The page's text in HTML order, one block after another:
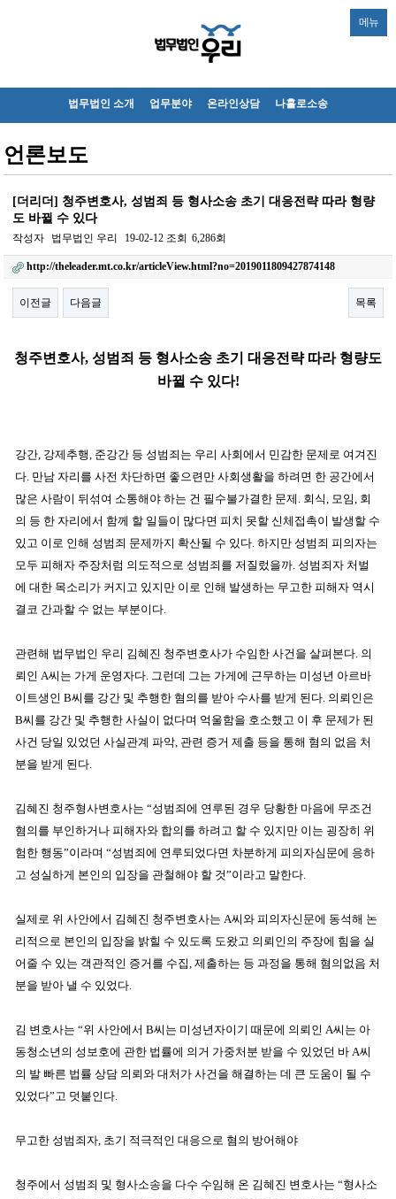
메뉴
법무법인 소개 업무분야 온라인상담 나홀로소송
언론보도
[더리더] 청주변호사, 성범죄 등 형사소송 초기 대응전략 따라 형량
도 바뀔 수 있다
작성자 법무법인 우리 19-02-12 조회 6,286회
http://theleader.mt.co.kr/articleView.html?no=2019011809427874148
이전글 다음글 목록
청주변호사, 성범죄 등 형사소송 초기 대응전략 따라 형량도
바뀔 수 있다!
강간, 강제추행, 준강간 등 성범죄는 우리 사회에서 민감한 문제로 여겨진
다. 만남 자리를 사전 차단하면 좋으련만 사회생활을 하려면 한 공간에서
많은 사람이 뒤섞여 소통해야 하는 건 필수불가결한 문제. 회식, 모임, 회
의 등 한 자리에서 함께 할 일들이 많다면 피치 못할 신체접촉이 발생할 수
있고 이로 인해 성범죄 문제까지 확산될 수 있다. 하지만 성범죄 피의자는
모두 피해자 주장처럼 의도적으로 성범죄를 저질렀을까. 성범죄자 처벌
에 대한 목소리가 커지고 있지만 이로 인해 발생하는 무고한 피해자 역시
결코 간과할 수 없는 부분이다.
관련해 법무법인 우리 김혜진 청주변호사가 수임한 사건을 살펴본다. 의
뢰인 A씨는 가게 운영자다. 그런데 그는 가게에 근무하는 미성년 아르바
이트생인 B씨를 강간 및 추행한 혐의를 받아 수사를 받게 된다. 의뢰인은
B씨를 강간 및 추행한 사실이 없다며 억울함을 호소했고 이 후 문제가 된
사건 당일 있었던 사실관계 파악, 관련 증거 제출 등을 통해 혐의 없음 처
분을 받게 된다.
김혜진 청주형사변호사는 “성범죄에 연루된 경우 당황한 마음에 무조건
혐의를 부인하거나 피해자와 합의를 하려고 할 수 있지만 이는 굉장히 위
험한 행동”이라며 “성범죄에 연루되었다면 차분하게 피의자심문에 응하
고 성실하게 본인의 입장을 관철해야 할 것”이라고 말한다.
실제로 위 사안에서 김혜진 청주변호사는 A씨와 피의자신문에 동석해 논
리적으로 본인의 입장을 밝힐 수 있도록 도왔고 의뢰인의 주장에 힘을 실
어줄 수 있는 객관적인 증거를 수집, 제출하는 등 과정을 통해 혐의없음 처
분을 받아 낼 수 있었다.
김 변호사는 “위 사안에서 B씨는 미성년자이기 때문에 의뢰인 A씨는 아
동청소년의 성보호에 관한 법률에 의거 가중처분 받을 수 있었던 바 A씨
의 발 빠른 법률 상담 의뢰와 대처가 사건을 해결하는 데 큰 도움이 될 수
있었다”고 덧붙인다.
무고한 성범죄자, 초기 적극적인 대응으로 혐의 방어해야
청주에서 성범죄 및 형사소송을 다수 수임해 온 김혜진 변호사는 “형사소